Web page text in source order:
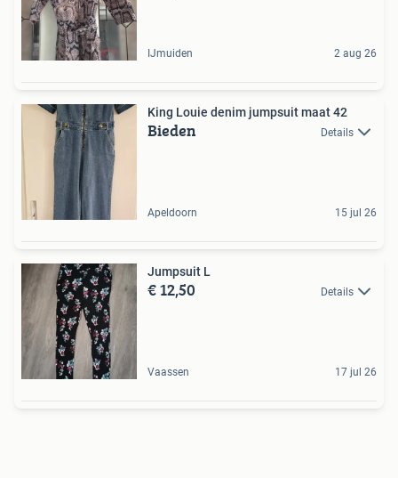
IJmuiden 2 aug 26
King Louie denim jumpsuit maat 42
Bieden Details
Apeldoorn 15 jul 26
Jumpsuit L
€ 12,50 Details
Vaassen 17 jul 26